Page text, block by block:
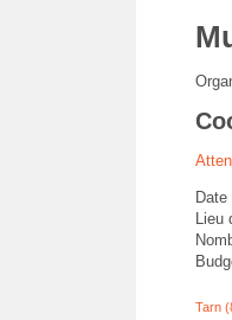
Lieu
Tarn